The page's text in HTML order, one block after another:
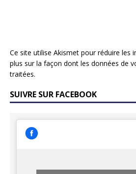
Ce site utilise Akismet pour réduire les
plus sur la façon dont les données de
traitées.
SUIVRE SUR FACEBOOK